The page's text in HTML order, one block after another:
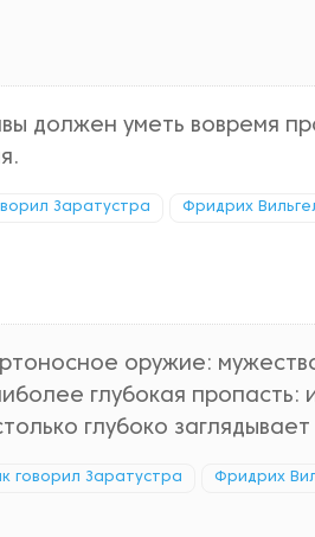
должен уметь вовремя
Заратустра Фридрих
оружие:
глубокая пропасть:
глубоко
говорил Заратустра Фридрих